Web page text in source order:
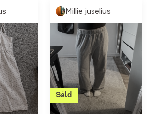
Millie juselius